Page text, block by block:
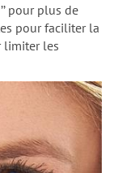
pour plus de
pour faciliter la
limiter les